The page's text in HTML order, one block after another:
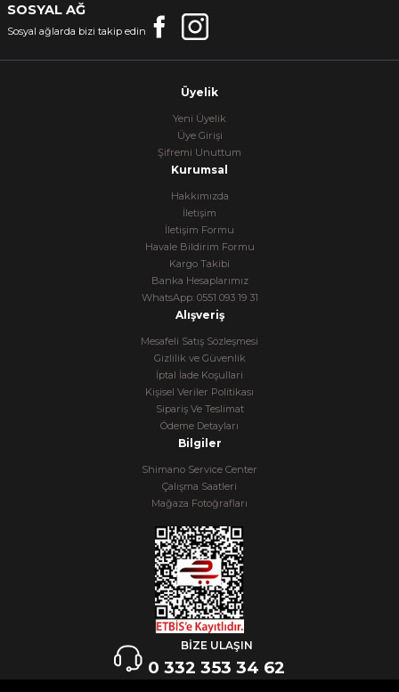
SOSYAL AĞ
Sosyal ağlarda bizi takip edin
Üyelik
Yeni Üyelik
Üye Girişi
Şifremi Unuttum
Kurumsal
Hakkımızda
İletişim
İletişim Formu
Havale Bildirim Formu
Kargo Takibi
Banka Hesaplarımız
WhatsApp: 0551 093 19 31
Alışveriş
Mesafeli Satış Sözleşmesi
Gizlilik ve Güvenlik
İptal İade Koşullari
Kişisel Veriler Politikası
Sipariş Ve Teslimat
Ödeme Detayları
Bilgiler
Shimano Service Center
Çalışma Saatleri
Mağaza Fotoğrafları
BİZE ULAŞIN
0 332 353 34 62